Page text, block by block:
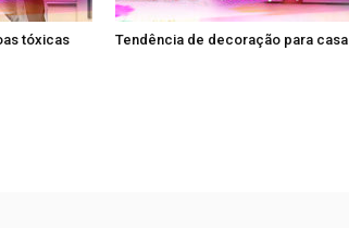
tóxicas Tendência de decoração para casa